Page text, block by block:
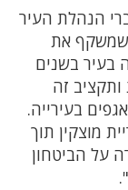
הנהלת העיר
2023. תקציב שמשקף את
בעיר בשנים
זה
בעירייה.
מוצקין תוך
על הביטחון